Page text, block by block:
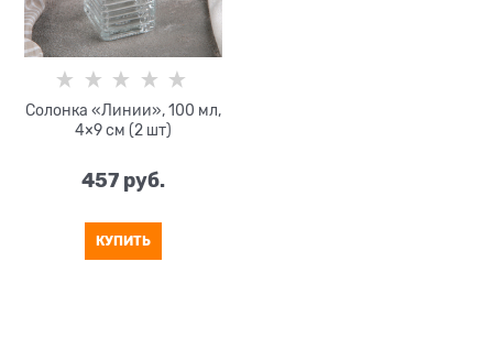
Солонка «Линии», 100 мл,
4×9 см (2 шт)
457 руб.
КУПИТЬ